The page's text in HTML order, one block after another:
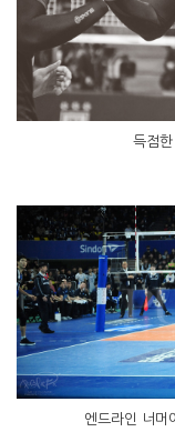
득점
엔드라인 너머